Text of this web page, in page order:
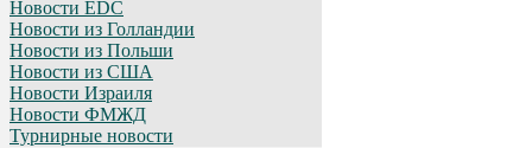
Новости EDC
Новости из Голландии
Новости из Польши
Новости из США
Новости Израиля
Новости ФМЖД
Турнирные новости